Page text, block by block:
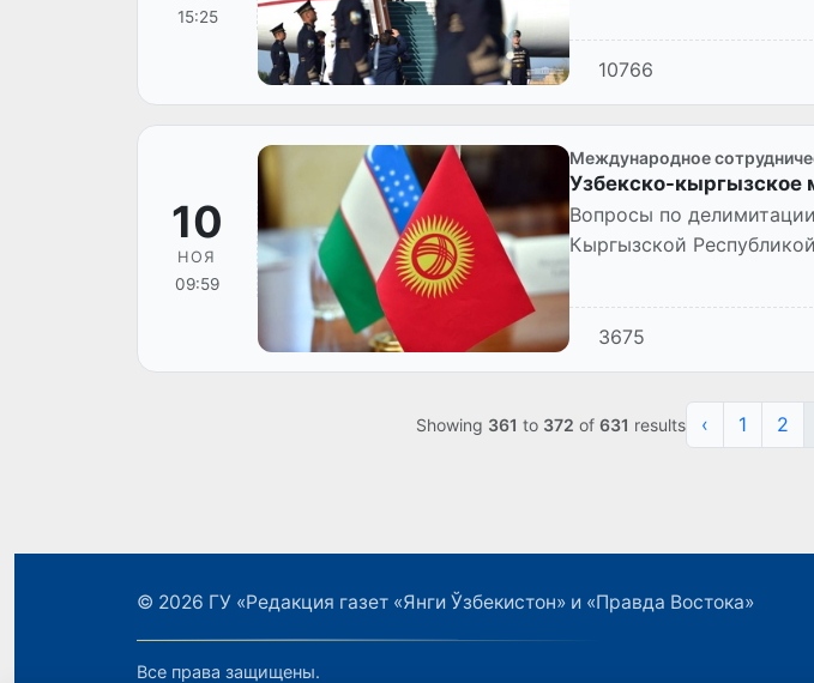
15:25
10766
10
НОЯ
09:59
Международное
Узбекско-кыргызское
Вопросы по
Кыргызской
3675
Showing 361 to 372 of 631 results ‹ 1 2
© 2026 ГУ «Редакция газет «Янги Ўзбекистон» и «Правда Востока»
Все права защищены.